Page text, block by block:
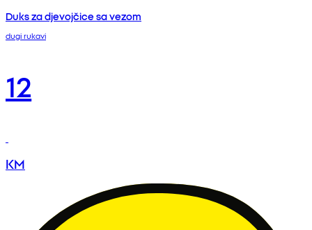
Duks za djevojčice sa vezom
dugi rukavi
12
KM